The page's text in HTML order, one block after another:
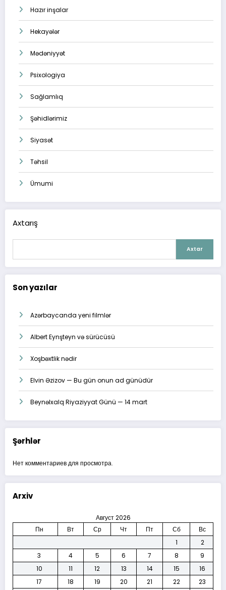
Hazır inşalar
Hekayələr
Mədəniyyət
Psixologiya
Sağlamlıq
Şəhidlərimiz
Siyasət
Təhsil
Ümumi
Axtarış
Axtar
Son yazılar
Azərbaycanda yeni filmlər
Albert Eynşteyn və sürücüsü
Xoşbəxtlik nədir
Elvin Əzizov — Bu gün onun ad günüdür
Beynəlxalq Riyaziyyat Günü — 14 mart
Şərhlər
Нет комментариев для просмотра.
Arxiv
Август 2026
Пн
Вт Ср Чт Пт Сб
Вс
1
2
3
4 5 6 7 8
9
10
11 12 13 14 15
16
17
18 19 20 21 22 23